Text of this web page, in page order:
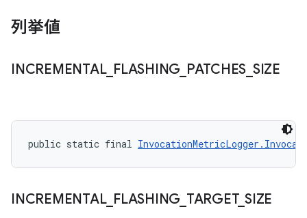
列挙値
INCREMENTAL_ FLASHING PATCHES SIZE
public static final
INCREMENTAL_ FLASHING TARGET_ SIZE